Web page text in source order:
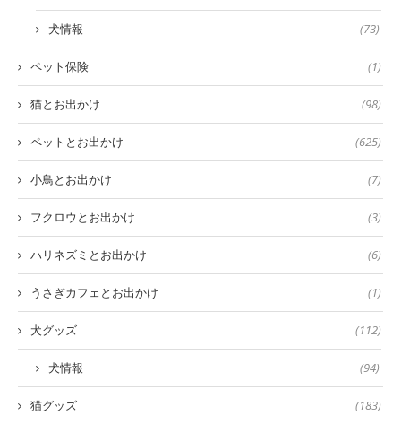
犬情報 (73)
ペット保険 (1)
猫とお出かけ (98)
ペットとお出かけ (625)
小鳥とお出かけ (7)
フクロウとお出かけ (3)
ハリネズミとお出かけ (6)
うさぎカフェとお出かけ (1)
犬グッズ (112)
犬情報 (94)
猫グッズ (183)